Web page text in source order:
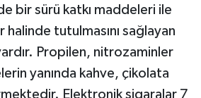
bir sürü katkı maddeleri ile
tutulmasını sağlayan
Propilen, nitrozaminler
yanında kahve, çikolata
Elektronik sigaralar 7